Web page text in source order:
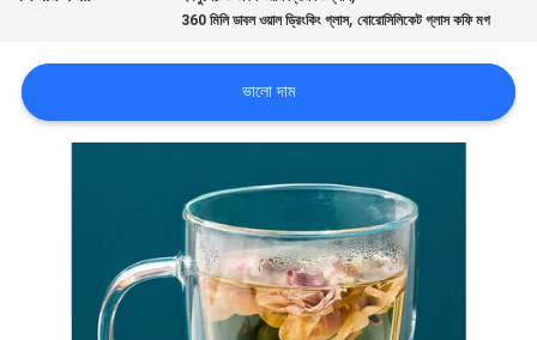
ব্লগ
PRIVACY
POLICY
360 মিলি ডাবল ওয়াল ড্রিংকিং গ্লাস,বোরোসিলিকেট গ্লাস কফি মগ
ভালো দাম